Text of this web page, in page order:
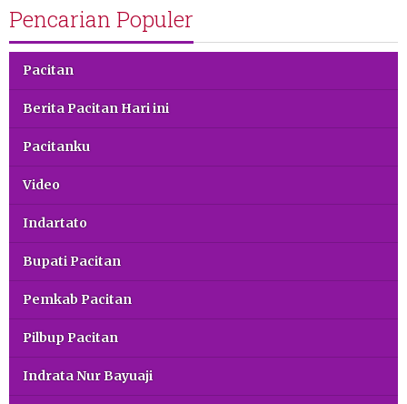
Pencarian Populer
Pacitan
Berita Pacitan Hari ini
Pacitanku
Video
Indartato
Bupati Pacitan
Pemkab Pacitan
Pilbup Pacitan
Indrata Nur Bayuaji